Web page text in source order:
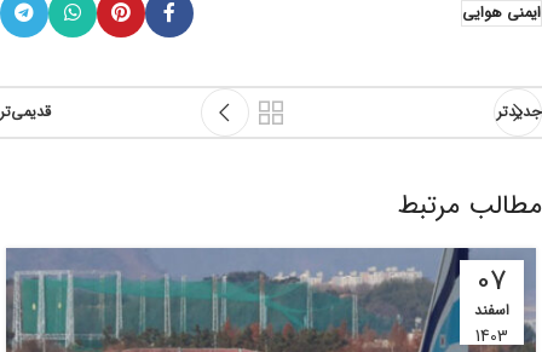
ایمنی هوایی
جدیدتر قدیمی‌تر
مطالب مرتبط
07
اسفند
1403